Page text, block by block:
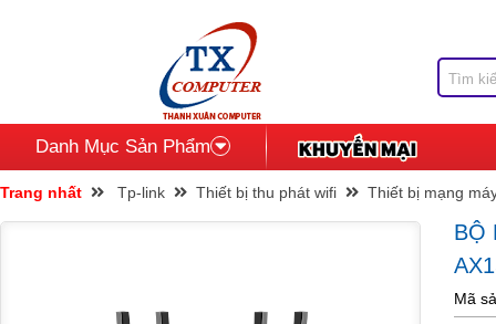
Danh Mục Sản Phẩm
Trang nhất Tp-link Thiết bị thu phát wifi Thiết bị mạng
BỘ
Mã